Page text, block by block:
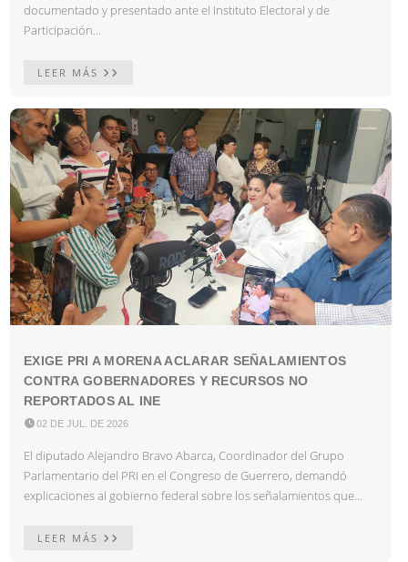
documentado y presentado ante el Instituto Electoral y de
Participación...
LEER MÁS
EXIGE PRI A MORENA ACLARAR SEÑALAMIENTOS
CONTRA GOBERNADORES Y RECURSOS NO
REPORTADOS AL INE
02 DE JUL. DE 2026
El diputado Alejandro Bravo Abarca, Coordinador del Grupo
Parlamentario del PRI en el Congreso de Guerrero, demandó
explicaciones al gobierno federal sobre los señalamientos que...
LEER MÁS